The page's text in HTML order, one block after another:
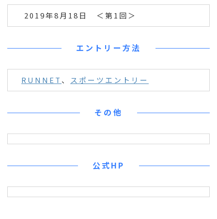
2019年8月18日 ＜第1回＞
エントリー方法
RUNNET 、 スポーツエントリー
その他
公式HP